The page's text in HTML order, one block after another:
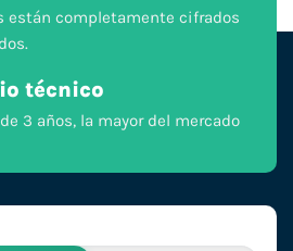
están completamente cifrados
técnico
3 años, la mayor del mercado